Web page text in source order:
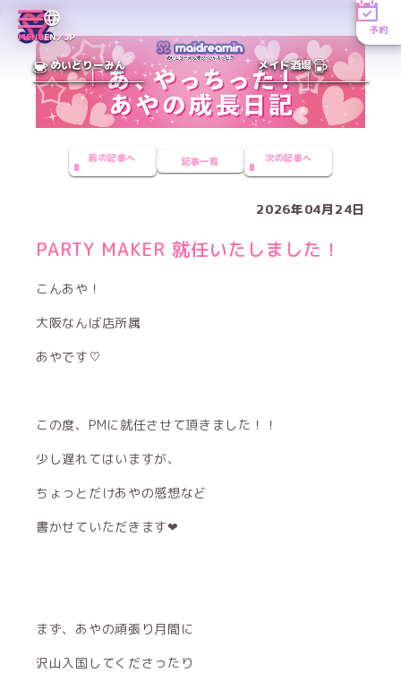
MENUEN／JP
予約
めいどりーみん メイド酒場
前の記事へ 記事一覧 次の記事へ
2026年04月24日
PARTY MAKER 就任いたしました！
こんあや！
大阪なんば店所属
あやです♡
この度、PMに就任させて頂きました！！
少し遅れてはいますが、
ちょっとだけあやの感想など
書かせていただきます❤︎
まず、あやの頑張り月間に
沢山入国してくださったり